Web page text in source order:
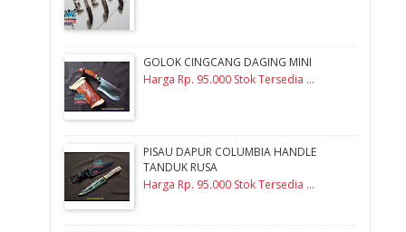
GOLOK CINGCANG DAGING MINI
Harga Rp. 95.000 Stok Tersedia ...
PISAU DAPUR COLUMBIA HANDLE
TANDUK RUSA
Harga Rp. 95.000 Stok Tersedia ...